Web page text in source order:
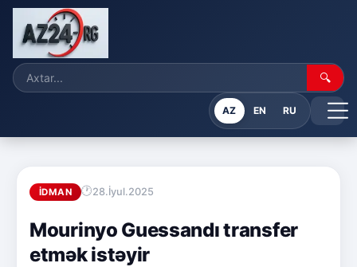
🔍
AZ EN RU
İDMAN 28.İyul.2025
Mourinyo Guessandı transfer
etmək istəyir